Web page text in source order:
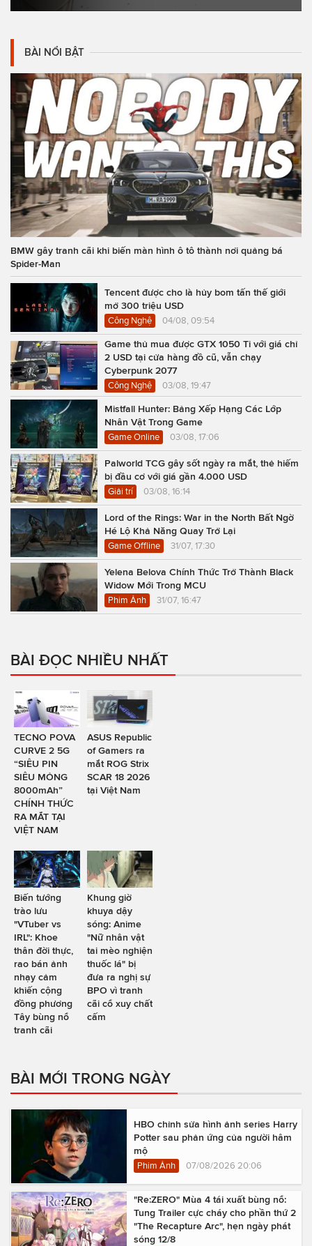
BÀI NỔI BẬT
BMW gây tranh cãi khi biến màn hình ô tô thành nơi quảng bá
Spider-Man
Tencent được cho là hủy bom tấn thế giới
mở 300 triệu USD
Công Nghệ 04/08, 09:54
Game thủ mua được GTX 1050 Ti với giá chỉ
2 USD tại cửa hàng đồ cũ, vẫn chạy
Cyberpunk 2077
Công Nghệ 03/08, 19:47
Mistfall Hunter: Bảng Xếp Hạng Các Lớp
Nhân Vật Trong Game
Game Online 03/08, 17:06
Palworld TCG gây sốt ngày ra mắt, thẻ hiếm
bị đầu cơ với giá gần 4.000 USD
Giải trí 03/08, 16:14
Lord of the Rings: War in the North Bất Ngờ
Hé Lộ Khả Năng Quay Trở Lại
Game Offline 31/07, 17:30
Yelena Belova Chính Thức Trở Thành Black
Widow Mới Trong MCU
Phim Ảnh 31/07, 16:47
BÀI ĐỌC NHIỀU NHẤT
TECNO POVA
CURVE 2 5G
“SIÊU PIN
SIÊU MỎNG
8000mAh”
CHÍNH THỨC
RA MẮT TẠI
VIỆT NAM
ASUS Republic
of Gamers ra
mắt ROG Strix
SCAR 18 2026
tại Việt Nam
Biến tướng
trào lưu
"VTuber vs
IRL": Khoe
thân đời thực,
rao bán ảnh
nhạy cảm
khiến cộng
đồng phương
Tây bùng nổ
tranh cãi
Khung giờ
khuya dậy
sóng: Anime
"Nữ nhân vật
tai mèo nghiện
thuốc lá" bị
đưa ra nghị sự
BPO vì tranh
cãi cổ xuy chất
cấm
BÀI MỚI TRONG NGÀY
HBO chỉnh sửa hình ảnh series Harry
Potter sau phản ứng của người hâm
mộ
Phim Ảnh 07/08/2026 20:06
"Re:ZERO" Mùa 4 tái xuất bùng nổ:
Tung Trailer cực cháy cho phần thứ 2
"The Recapture Arc", hẹn ngày phát
sóng 12/8